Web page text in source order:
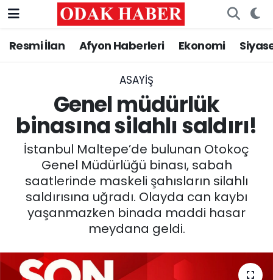
Resmi İlan Afyon Haberleri Ekonomi
ASAYİŞ
Genel müdürlük
binasına silahlı saldırı!
İstanbul Maltepe’de bulunan Otokoç
Genel Müdürlüğü binası, sabah
saatlerinde maskeli şahısların silahlı
saldırısına uğradı. Olayda can kaybı
yaşanmazken binada maddi hasar
meydana geldi.
AFYONKARAHİSAR HABERLERİ
ASAYİŞ
SİYASET
EĞİTİM
SAĞLIK
Nöbetçi Eczaneler
Trafik Durumu
Tüm Manşetler
Son Dakika Haberleri
Haber Arşivi